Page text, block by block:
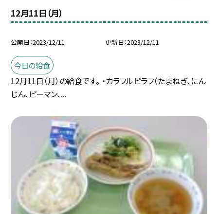
12月11日（月）
公開日 2023/12/11 更新日 2023/12/11
今日の給食
12月11日（月）の給食です。 ・カラフルピラフ（たまねぎ、にん
じん、ピーマン、...